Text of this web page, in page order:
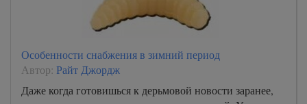
Особенности снабжения в зимний период
Автор: Райт Джордж
Даже когда готовишься к дерьмовой новости заранее,